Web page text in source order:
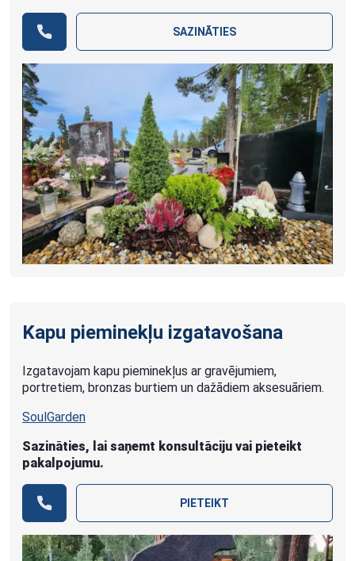
SAZINĀTIES
Kapu pieminekļu izgatavošana
Izgatavojam kapu pieminekļus ar gravējumiem,
portretiem, bronzas burtiem un dažādiem aksesuāriem.
SoulGarden
Sazināties, lai saņemt konsultāciju vai pieteikt
pakalpojumu.
PIETEIKT